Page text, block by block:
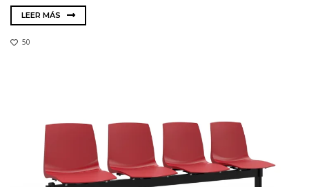
LEER MÁS
50